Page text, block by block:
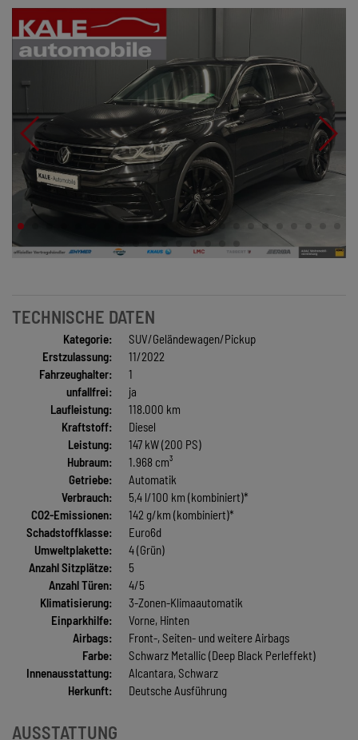
TECHNISCHE DATEN
Kategorie:
SUV/Geländewagen/Pickup
Erstzulassung:
11/2022
Fahrzeughalter:
1
unfallfrei:
ja
Laufleistung:
118.000 km
Kraftstoff:
Diesel
Leistung:
147 kW (200 PS)
Hubraum:
1.968 cm³
Getriebe:
Automatik
Verbrauch:
5,4 l/100 km (kombiniert)*
CO2-Emissionen:
142 g/km (kombiniert)*
Schadstoffklasse:
Euro6d
Umweltplakette:
4 (Grün)
Anzahl Sitzplätze:
5
Anzahl Türen:
4/5
Klimatisierung:
3-Zonen-Klimaautomatik
Einparkhilfe:
Vorne, Hinten
Airbags:
Front-, Seiten- und weitere Airbags
Farbe:
Schwarz Metallic (Deep Black Perleffekt)
Innenausstattung:
Alcantara, Schwarz
Herkunft:
Deutsche Ausführung
AUSSTATTUNG